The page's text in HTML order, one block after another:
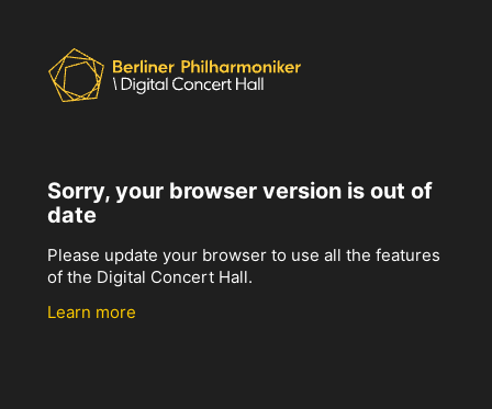
Sorry, your browser version is out of
date
Please update your browser to use all the features
of the Digital Concert Hall.
Learn more